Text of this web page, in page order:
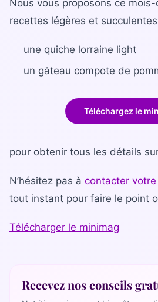
Nous vous proposons ce
recettes légères et
une quiche lorraine light
un gâteau compote de
Téléchargez le
pour obtenir tous les détails
N’hésitez pas à contacter
tout instant pour faire le point
Télécharger le minimag
Recevez nos conseils